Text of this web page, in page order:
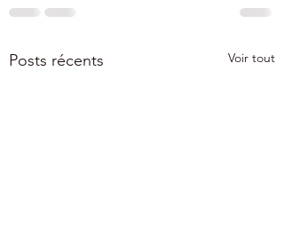
Posts récents Voir tout